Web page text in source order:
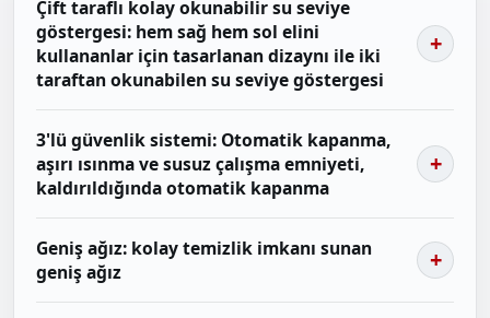
Çift taraflı kolay okunabilir su seviye
göstergesi: hem sağ hem sol elini
kullananlar için tasarlanan dizaynı ile iki
taraftan okunabilen su seviye göstergesi
3'lü güvenlik sistemi: Otomatik kapanma,
aşırı ısınma ve susuz çalışma emniyeti,
kaldırıldığında otomatik kapanma
Geniş ağız: kolay temizlik imkanı sunan
geniş ağız